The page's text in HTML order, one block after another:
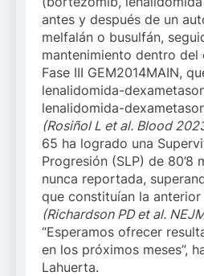
antes y después de un
melfalán o busulfán,
mantenimiento dentro del
Fase III GEM2014MAIN,
lenalidomida-
lenalidomida-
(Rosiñol L et al. Blood
65 ha logrado una
Progresión (SLP) de 80’8
nunca reportada,
que constituían la
(Richardson PD et al.
“Esperamos ofrecer
en los próximos meses”,
Lahuerta.